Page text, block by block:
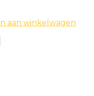
aan winkelwagen